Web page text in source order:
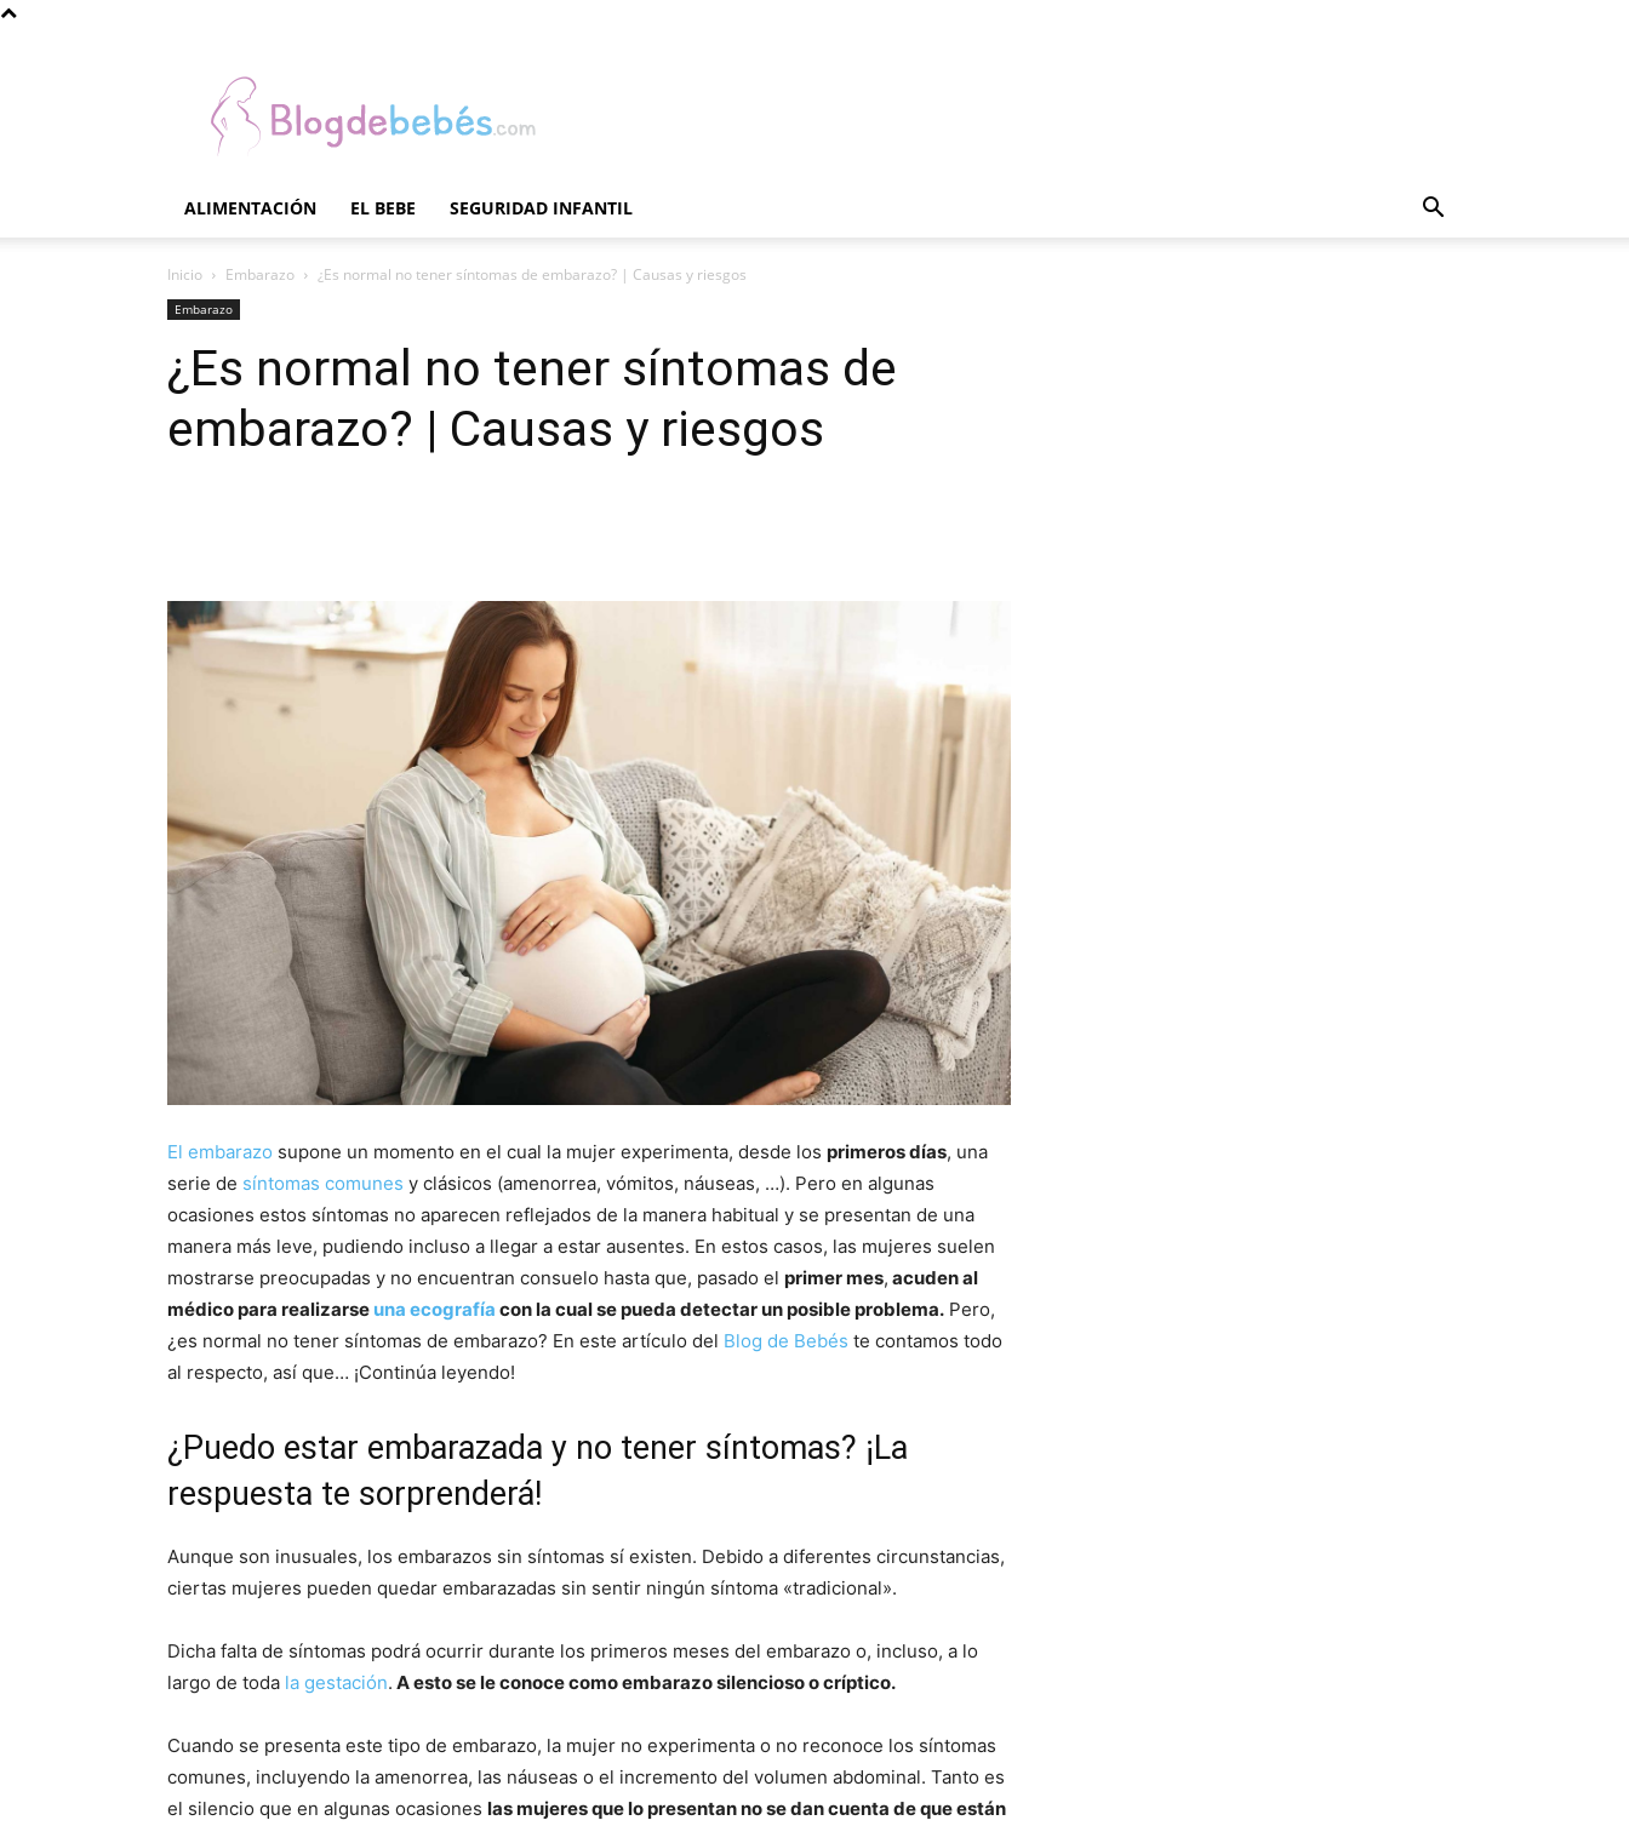
Bebés
ALIMENTACIÓN EL BEBE SEGURIDAD INFANTIL
Inicio Embarazo ¿Es normal no tener síntomas de embarazo? | Causas y riesgos
Embarazo
¿Es normal no tener síntomas de
embarazo? | Causas y riesgos
El embarazo supone un momento en el cual la mujer experimenta, desde los primeros días, una
serie de síntomas comunes y clásicos (amenorrea, vómitos, náuseas, …). Pero en algunas
ocasiones estos síntomas no aparecen reflejados de la manera habitual y se presentan de una
manera más leve, pudiendo incluso a llegar a estar ausentes. En estos casos, las mujeres suelen
mostrarse preocupadas y no encuentran consuelo hasta que, pasado el primer mes, acuden al
médico para realizarse una ecografía con la cual se pueda detectar un posible problema. Pero,
¿es normal no tener síntomas de embarazo? En este artículo del Blog de Bebés te contamos todo
al respecto, así que… ¡Continúa leyendo!
¿Puedo estar embarazada y no tener síntomas? ¡La
respuesta te sorprenderá!
Aunque son inusuales, los embarazos sin síntomas sí existen. Debido a diferentes circunstancias,
ciertas mujeres pueden quedar embarazadas sin sentir ningún síntoma «tradicional».
Dicha falta de síntomas podrá ocurrir durante los primeros meses del embarazo o, incluso, a lo
largo de toda la gestación. A esto se le conoce como embarazo silencioso o críptico.
Cuando se presenta este tipo de embarazo, la mujer no experimenta o no reconoce los síntomas
comunes, incluyendo la amenorrea, las náuseas o el incremento del volumen abdominal. Tanto es
el silencio que en algunas ocasiones las mujeres que lo presentan no se dan cuenta de que están